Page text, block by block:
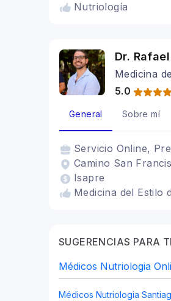
Nutriología
Dr.
Medicina
5.0
General Sobre mí
Servicio Online,
Camino San
Isapre
Medicina del Estilo
SUGERENCIAS PARA TI
Médicos Nutriologia
Médicos Nutriologia